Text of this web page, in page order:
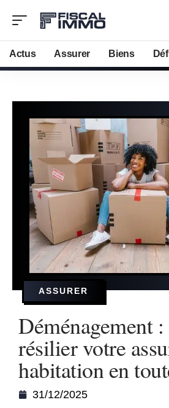
Actus Assurer Biens
ASSURER
Déménagement
résilier votre
habitation en
31/12/2025